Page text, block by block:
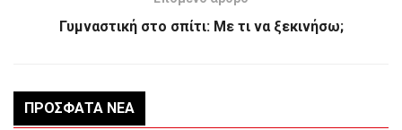
Γυμναστική στο σπίτι: Με τι να ξεκινήσω;
ΠΡΌΣΦΑΤΑ ΝΈΑ